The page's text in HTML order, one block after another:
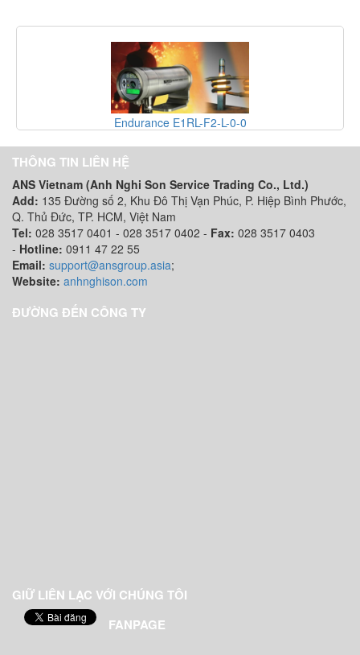
Endurance E1RL-F2-L-0-0
THÔNG TIN LIÊN HỆ
ANS Vietnam (Anh Nghi Son Service Trading Co., Ltd.)
Add: 135 Đường số 2, Khu Đô Thị Vạn Phúc, P. Hiệp Bình Phước,
Q. Thủ Đức, TP. HCM, Việt Nam
Tel: 028 3517 0401 - 028 3517 0402 - Fax: 028 3517 0403
- Hotline: 0911 47 22 55
Email: support@ansgroup.asia;
Website: anhnghison.com
ĐƯỜNG ĐẾN CÔNG TY
GIỮ LIÊN LẠC VỚI CHÚNG TÔI
FANPAGE